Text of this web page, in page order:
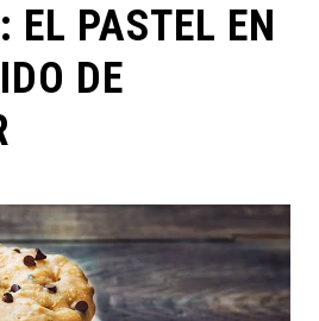
EL PASTEL EN
DE